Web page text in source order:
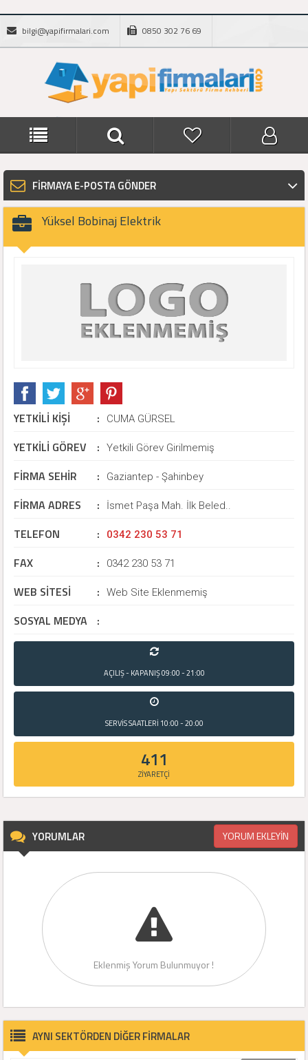
bilgi@yapifirmalari.com 0850 302 76 69
FİRMAYA E-POSTA GÖNDER
Yüksel Bobinaj Elektrik
YETKİLİ KİŞİ : CUMA GÜRSEL
YETKİLİ GÖREV : Yetkili Görev Girilmemiş
FİRMA SEHİR : Gaziantep - Şahinbey
FİRMA ADRES : İsmet Paşa Mah. İlk Beled..
TELEFON : 0342 230 53 71
FAX : 0342 230 53 71
WEB SİTESİ : Web Site Eklenmemiş
SOSYAL MEDYA :
AÇILIŞ - KAPANIŞ09:00 - 21:00
SERVİS SAATLERİ 10:00 - 20:00
411
ZİYARETÇİ
YORUMLAR YORUM EKLEYİN
Eklenmiş Yorum Bulunmuyor !
AYNI SEKTÖRDEN DİĞER FİRMALAR